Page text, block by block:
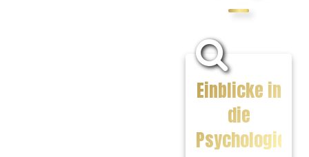
Einblicke in
die
Psychologie